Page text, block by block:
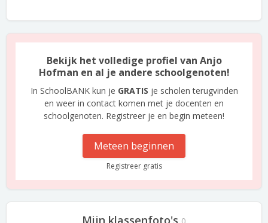
Bekijk het volledige profiel van Anjo
Hofman en al je andere schoolgenoten!
In SchoolBANK kun je GRATIS je scholen terugvinden
en weer in contact komen met je docenten en
schoolgenoten. Registreer je en begin meteen!
Meteen beginnen
Registreer gratis
Mijn klassenfoto's